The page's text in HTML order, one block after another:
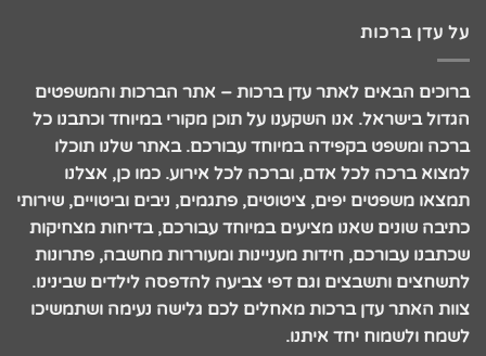
על עדן ברכות
ברוכים הבאים לאתר עדן ברכות – אתר הברכות והמשפטים
הגדול בישראל. אנו השקענו על תוכן מקורי במיוחד וכתבנו כל
ברכה ומשפט בקפידה במיוחד עבורכם. באתר שלנו תוכלו
למצוא ברכה לכל אדם, וברכה לכל אירוע. כמו כן, אצלנו
תמצאו משפטים יפים, ציטוטים, פתגמים, ניבים וביטויים, שירותי
כתיבה שונים שאנו מציעים במיוחד עבורכם, בדיחות מצחיקות
שכתבנו עבורכם, חידות מעניינות ומעוררות מחשבה, פתרונות
לתשחצים ותשבצים וגם דפי צביעה להדפסה לילדים שבינינו.
צוות האתר עדן ברכות מאחלים לכם גלישה נעימה ושתמשיכו
לשמח ולשמוח יחד איתנו.